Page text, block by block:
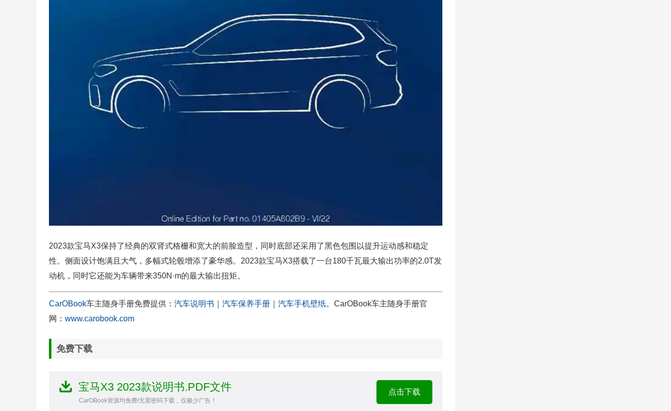
2023款宝马X3保持了经典的双肾式格栅和宽大的前脸造型，同时底部还采用了黑色包围以提升运动感和稳定
性。侧面设计饱满且大气，多幅式轮毂增添了豪华感。2023款宝马X3搭载了一台180千瓦最大输出功率的2.0T发
动机，同时它还能为车辆带来350N·m的最大输出扭矩。
CarOBook车主随身手册免费提供： 汽车说明书 汽车保养手册 汽车手机壁纸。CarOBook车主随身手册官
网： www.carobook.com
免费下载
宝马X3 2023款说明书.PDF文件
CarOBook资源均免费/无需密码下载，仅极少广告！
点击下载